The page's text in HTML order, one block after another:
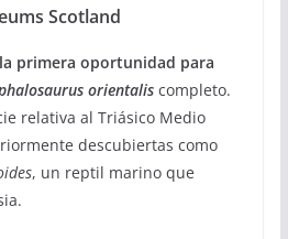
Scotland
la primera oportunidad para
orientaliscompleto.
relativa al Triásico Medio
descubiertas como
, un reptil marino que